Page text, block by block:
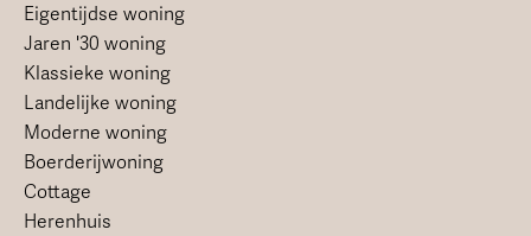
Eigentijdse woning
Jaren '30 woning
Klassieke woning
Landelijke woning
Moderne woning
Boerderijwoning
Cottage
Herenhuis